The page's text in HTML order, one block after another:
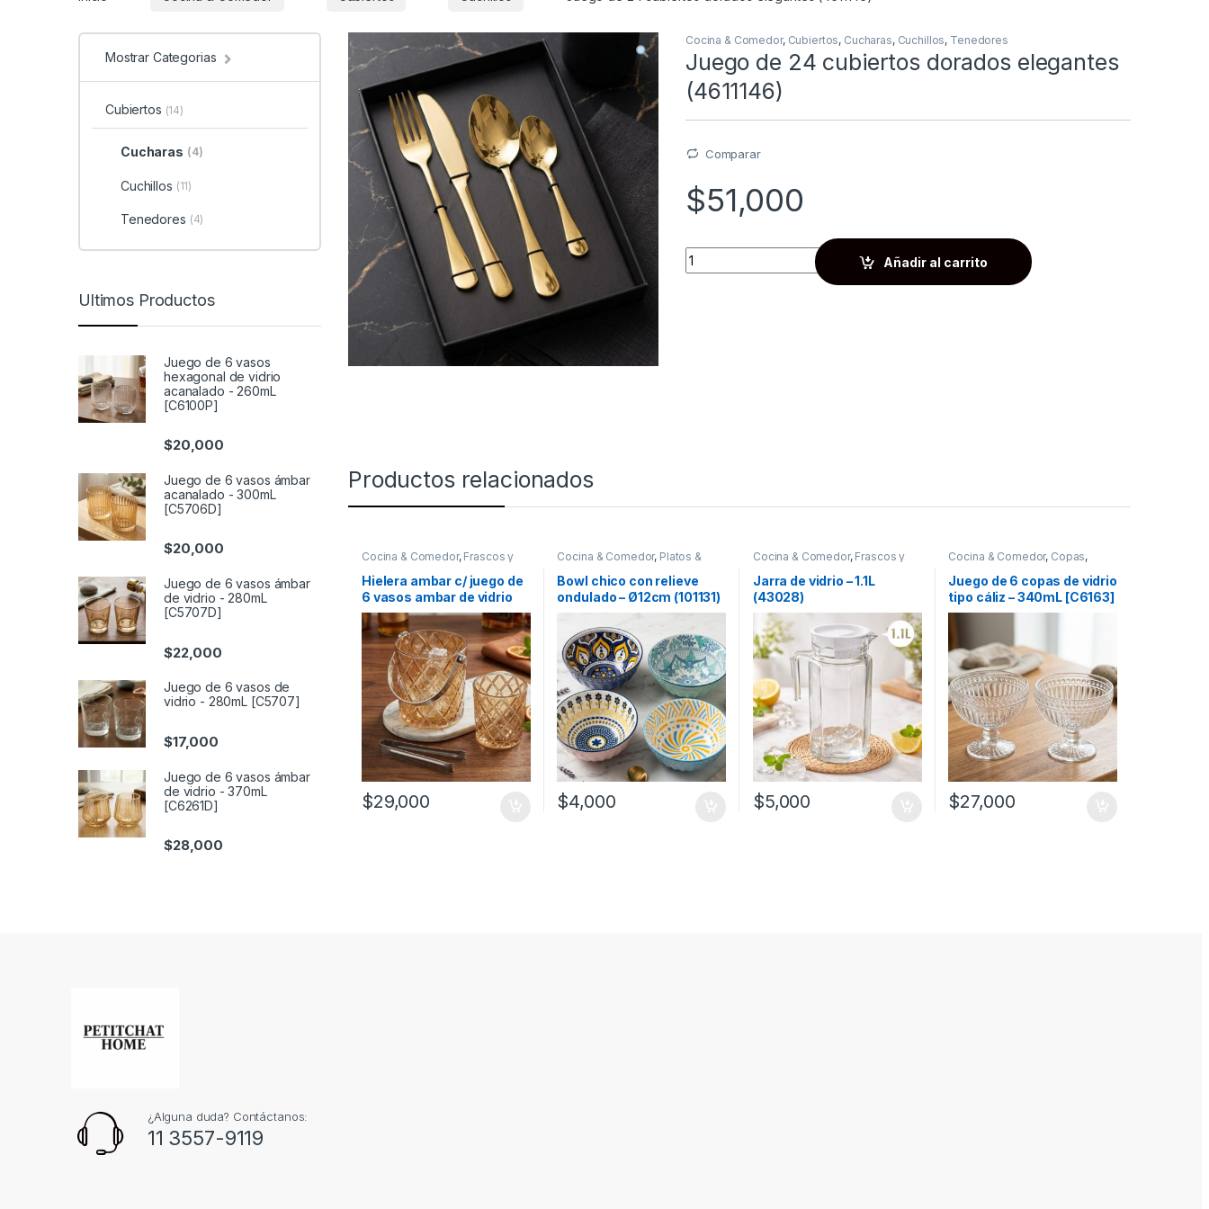
Cocina & Comedor, Cubiertos, Cucharas, Cuchillos, Tenedores
Juego de 24 cubiertos dorados elegantes
(4611146)
Comparar
$51,000
Quantity
Añadir al carrito
Productos relacionados
Cocina & Comedor, Frascos y
bebidas y líquidos, Vasos
Hielera ambar c/ juego de
6 vasos ambar de vidrio
de 320mL + pinza de hielo
(57158)
$29,000
Cocina & Comedor, Platos &
Bowl chico con relieve
ondulado – Ø12cm (101131)
$4,000
Cocina & Comedor, Frascos y
bebidas y líquidos
Jarra de vidrio – 1.1L
(43028)
$5,000
Cocina & Comedor, Copas,
líquidos
Juego de 6 copas de vidrio
tipo cáliz – 340mL [C6163]
$27,000
Mostrar Categorias
Cubiertos (14)
Cucharas (4)
Cuchillos (11)
Tenedores (4)
Ultimos Productos
Juego de 6 vasos
hexagonal de vidrio
acanalado - 260mL
[C6100P]
$20,000
Juego de 6 vasos ámbar
acanalado - 300mL
[C5706D]
$20,000
Juego de 6 vasos ámbar
de vidrio - 280mL
[C5707D]
$22,000
Juego de 6 vasos de
vidrio - 280mL [C5707]
$17,000
Juego de 6 vasos ámbar
de vidrio - 370mL
[C6261D]
$28,000
¿Alguna duda? Contáctanos:
11 3557-9119